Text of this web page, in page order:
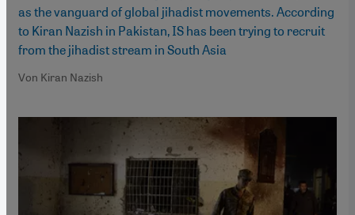
as the vanguard of global jihadist movements. According
to Kiran Nazish in Pakistan, IS has been trying to recruit
from the jihadist stream in South Asia
Von Kiran Nazish